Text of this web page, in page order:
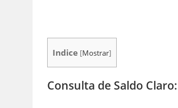
Indice [Mostrar]
Consulta de Saldo